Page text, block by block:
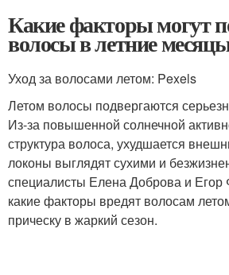
Какие факторы могут
волосы в летние
Уход за волосами летом: Pexels
Летом волосы подвергаются
Из-за повышенной солнечной
структура волоса, ухудшается
локоны выглядят сухими и
специалисты Елена Доброва и Егор
какие факторы вредят волосам
прическу в жаркий сезон.